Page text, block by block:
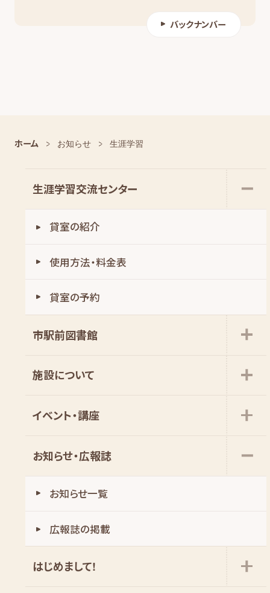
バックナンバー
ホーム お知らせ 生涯学習
生涯学習交流センター
貸室の紹介
使用方法・料金表
貸室の予約
市駅前図書館
施設について
イベント・講座
お知らせ・広報誌
お知らせ一覧
広報誌の掲載
はじめまして!